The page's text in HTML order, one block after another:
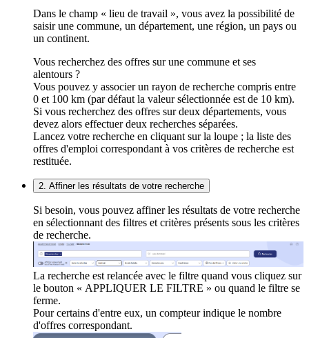
Dans le champ « lieu de travail », vous avez la possibilité de
saisir une commune, un département, une région, un pays ou
un continent.
Vous recherchez des offres sur une commune et ses
alentours ?
Vous pouvez y associer un rayon de recherche compris entre
0 et 100 km (par défaut la valeur sélectionnée est de 10 km).
Si vous recherchez des offres sur deux départements, vous
devez alors effectuer deux recherches séparées.
Lancez votre recherche en cliquant sur la loupe ; la liste des
offres d'emploi correspondant à vos critères de recherche est
restituée.
2. Affiner les résultats de votre recherche
Si besoin, vous pouvez affiner les résultats de votre recherche
en sélectionnant des filtres et critères présents sous les critères
de recherche.
La recherche est relancée avec le filtre quand vous cliquez sur
le bouton « APPLIQUER LE FILTRE » ou quand le filtre se
ferme.
Pour certains d'entre eux, un compteur indique le nombre
d'offres correspondant.